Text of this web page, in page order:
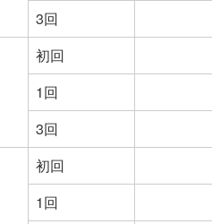
3回
初回
1回
3回
初回
1回